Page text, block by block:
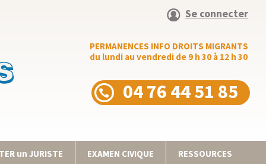
Se connecter
PERMANENCES INFO DROITS MIGRANTS
du lundi au vendredi de 9 h 30 à 12 h 30
04 76 44 51 85
un JURISTE EXAMEN CIVIQUE RESSOURCES